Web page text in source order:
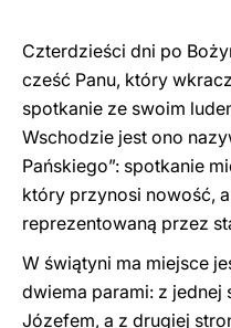
Czterdzieści dni po
cześć Panu, który
spotkanie ze swoim
Wschodzie jest ono
Pańskiego”: spotkanie
który przynosi nowość,
reprezentowaną przez
W świątyni ma miejsce
dwiema parami: z jednej
Józefem, a z drugiej